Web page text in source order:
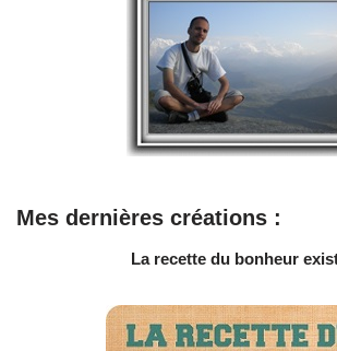
Mes dernières créations :
La recette du bonheur